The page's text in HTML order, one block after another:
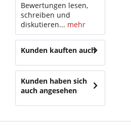
Bewertungen lesen,
schreiben und
diskutieren... mehr
Kunden kauften auch
Kunden haben sich
auch angesehen